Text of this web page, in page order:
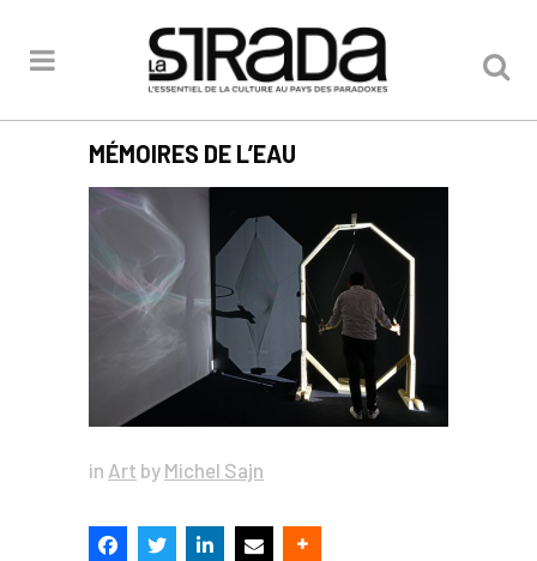
MÉMOIRES DE L’EAU
in Art by Michel Sajn